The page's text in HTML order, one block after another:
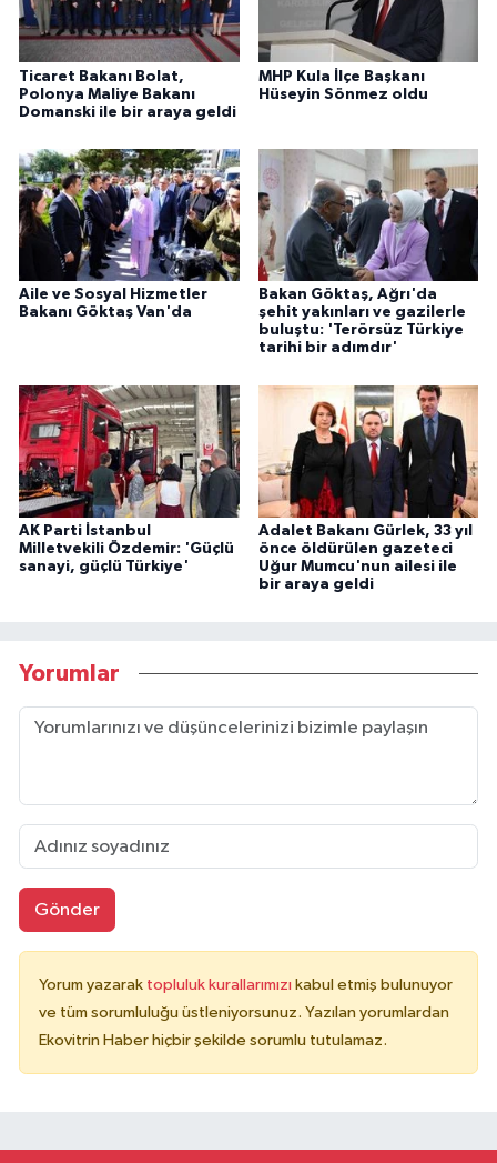
Ticaret Bakanı Bolat,
Polonya Maliye Bakanı
Domanski ile bir araya geldi
MHP Kula İlçe Başkanı
Hüseyin Sönmez oldu
Aile ve Sosyal Hizmetler
Bakanı Göktaş Van'da
Bakan Göktaş, Ağrı'da
şehit yakınları ve gazilerle
buluştu: 'Terörsüz Türkiye
tarihi bir adımdır'
AK Parti İstanbul
Milletvekili Özdemir: 'Güçlü
sanayi, güçlü Türkiye'
Adalet Bakanı Gürlek, 33 yıl
önce öldürülen gazeteci
Uğur Mumcu'nun ailesi ile
bir araya geldi
Yorumlar
Gönder
Yorum yazarak topluluk kurallarımızı kabul etmiş bulunuyor
ve tüm sorumluluğu üstleniyorsunuz. Yazılan yorumlardan
Ekovitrin Haber hiçbir şekilde sorumlu tutulamaz.